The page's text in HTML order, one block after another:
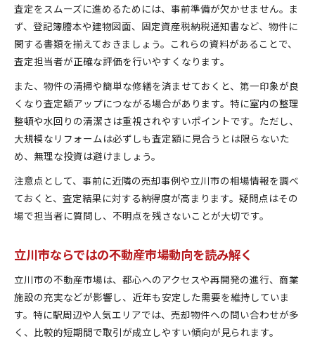
査定をスムーズに進めるためには、事前準備が欠かせません。ま
ず、登記簿謄本や建物図面、固定資産税納税通知書など、物件に
関する書類を揃えておきましょう。これらの資料があることで、
査定担当者が正確な評価を行いやすくなります。
また、物件の清掃や簡単な修繕を済ませておくと、第一印象が良
くなり査定額アップにつながる場合があります。特に室内の整理
整頓や水回りの清潔さは重視されやすいポイントです。ただし、
大規模なリフォームは必ずしも査定額に見合うとは限らないた
め、無理な投資は避けましょう。
注意点として、事前に近隣の売却事例や立川市の相場情報を調べ
ておくと、査定結果に対する納得度が高まります。疑問点はその
場で担当者に質問し、不明点を残さないことが大切です。
立川市ならではの不動産市場動向を読み解く
立川市の不動産市場は、都心へのアクセスや再開発の進行、商業
施設の充実などが影響し、近年も安定した需要を維持していま
す。特に駅周辺や人気エリアでは、売却物件への問い合わせが多
く、比較的短期間で取引が成立しやすい傾向が見られます。